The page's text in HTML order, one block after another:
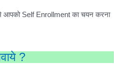
Self Enrollment का चयन करना
?